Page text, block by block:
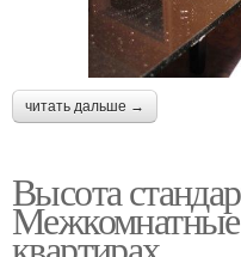
читать дальше →
Высота